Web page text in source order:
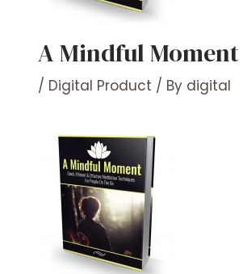
A Mindful Moment
/ Digital Product / By digital